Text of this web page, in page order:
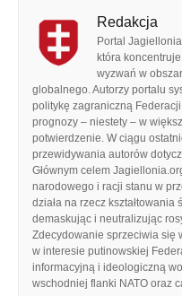
Redakcja
Portal
która
wyzwań w
globalnego. Autorzy portalu
politykę zagraniczną
prognozy – niestety – w
potwierdzenie. W ciągu
przewidywania autorów
Głównym celem
narodowego i racji stanu w
działa na rzecz
demaskując i neutralizując
Zdecydowanie sprzeciwia się
w interesie putinowskiej
informacyjną i ideologiczną
wschodniej flanki NATO oraz